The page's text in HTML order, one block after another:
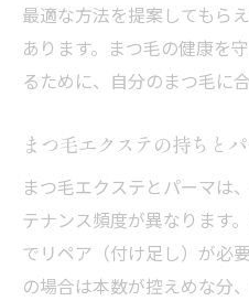
最適な方法を提案してもら
あります。まつ毛の健康を
るために、自分のまつ毛に
まつ毛エクステの持ちと
まつ毛エクステとパーマは
テナンス頻度が異なります
でリペア（付け足し）が必
の場合は本数が控えめな分